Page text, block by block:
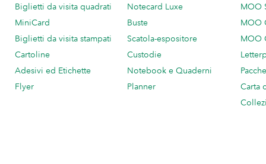
Biglietti da visita quadrati
MiniCard
Biglietti da visita stampati
Cartoline
Adesivi ed Etichette
Flyer
Notecard Luxe
Buste
Scatola-espositore
Custodie
Notebook e Quaderni
Planner
MOO
MOO
MOO
Carta